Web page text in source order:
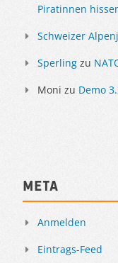
Piratinnen
Schweizer
Sperling zu
Moni zu Demo
Meta
Anmelden
Eintrags-Feed